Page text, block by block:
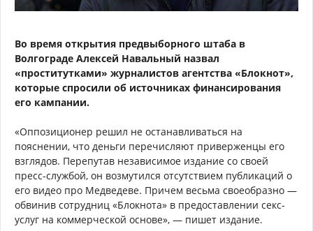
Во время открытия предвыборного штаба в
Волгограде Алексей Навальный назвал
«проститутками» журналистов агентства «Блокнот»,
которые спросили об источниках финансирования
его кампании.
«Оппозиционер решил не останавливаться на
пояснении, что деньги перечисляют приверженцы его
взглядов. Перепутав независимое издание со своей
пресс-службой, он возмутился отсутствием публикаций о
его видео про Медведеве. Причем весьма своеобразно —
обвинив сотрудниц «Блокнота» в предоставлении секс-
услуг на коммерческой основе», — пишет издание.